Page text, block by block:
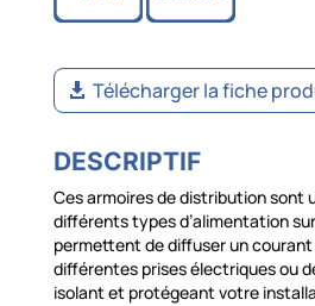
Télécharger la fiche
DESCRIPTIF
Ces armoires de distribution sont
différents types d’alimentation
permettent de diffuser un
différentes prises électriques ou
isolant et protégeant votre